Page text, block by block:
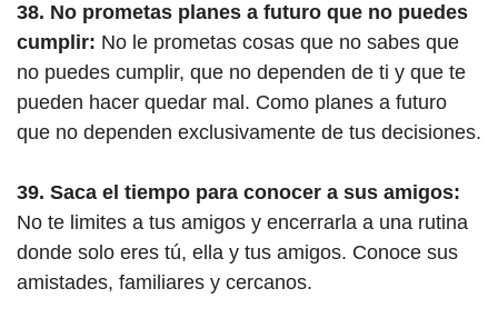
38. No prometas planes a futuro que no puedes
cumplir: No le prometas cosas que no sabes que
no puedes cumplir, que no dependen de ti y que te
pueden hacer quedar mal. Como planes a futuro
que no dependen exclusivamente de tus decisiones.
39. Saca el tiempo para conocer a sus amigos:
No te limites a tus amigos y encerrarla a una rutina
donde solo eres tú, ella y tus amigos. Conoce sus
amistades, familiares y cercanos.